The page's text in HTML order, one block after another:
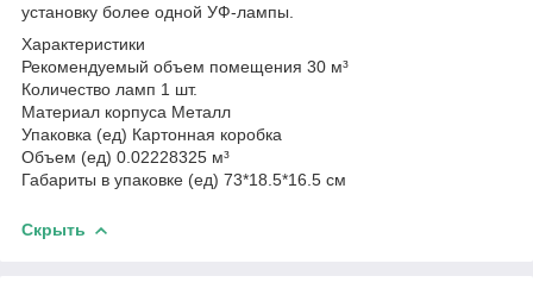
установку более одной УФ-лампы.
Характеристики
Рекомендуемый объем помещения 30 м³
Количество ламп 1 шт.
Материал корпуса Металл
Упаковка (ед) Картонная коробка
Объем (ед) 0.02228325 м³
Габариты в упаковке (ед) 73*18.5*16.5 см
Скрыть